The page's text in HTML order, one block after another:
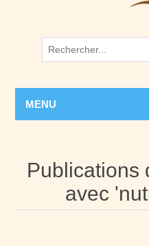
MENU
Publications
avec